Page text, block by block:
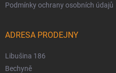
Podmínky ochrany osobních údajů
ADRESA PRODEJNY
Libušina 186
Bechyně